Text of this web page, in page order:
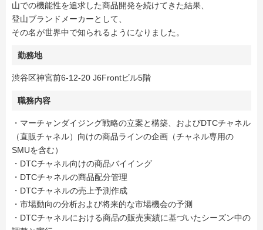
山での機能性を追求した商品開発を続けてきた結果、
登山ブランドメーカーとして、
その名が世界中で知られるようになりました。
勤務地
渋谷区神宮前6-12-20 J6Frontビル5階
職務内容
・マーチャンダイジング戦略の立案と構築、およびDTCチャネル
（直販チャネル）向けの商品ラインの企画（チャネル専用の
SMUを含む）
・DTCチャネル向けの商品バイイング
・DTCチャネルの商品配分管理
・DTCチャネルの売上予測作成
・市場動向の分析および将来的な市場機会の予測
・DTCチャネルにおける商品の販売実績に基づいたシーズン中の